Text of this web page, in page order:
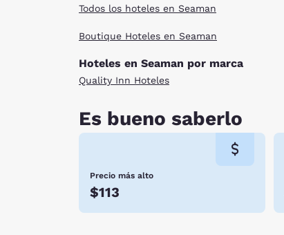
Todos los hoteles en Seaman
Boutique Hoteles en Seaman
Hoteles en Seaman por marca
Quality Inn Hoteles
Es bueno saberlo
Precio más alto
$113